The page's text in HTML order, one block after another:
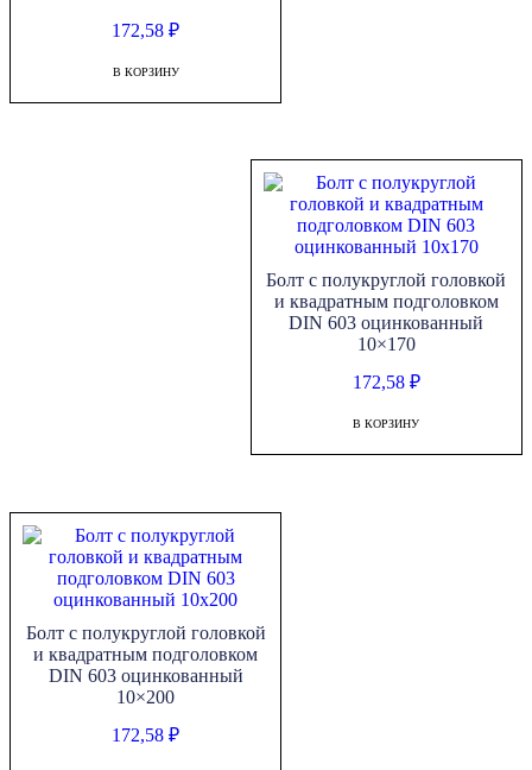
172,58₽
В КОРЗИНУ
Болт с полукруглой головкой
и квадратным подголовком
DIN 603 оцинкованный
10×170
172,58 ₽
В КОРЗИНУ
Болт с полукруглой головкой
и квадратным подголовком
DIN 603 оцинкованный
10×200
172,58₽